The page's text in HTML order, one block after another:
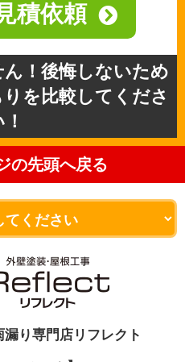
積依頼
！後悔しないため
を比較してくださ
の先頭へ戻る
り専門店リフレクト